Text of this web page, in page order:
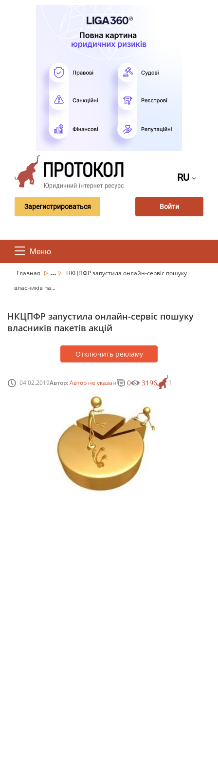
RU
Зарегистрироваться Войти
Меню
Главная ...
НКЦПФР запустила онлайн-сервіс пошуку
власників па...
НКЦПФР запустила онлайн-сервіс пошуку
власників пакетів акцій
Отключить рекламу
04.02.2019Автор:Автор не указан 1
0 3196